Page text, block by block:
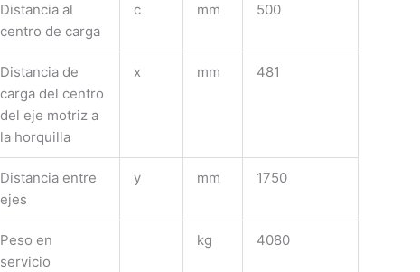
Distancia al
centro de carga
c mm 500
Distancia de
carga del centro
del eje motriz a
la horquilla
x mm 481
Distancia entre
ejes
y mm 1750
Peso en
servicio
kg 4080